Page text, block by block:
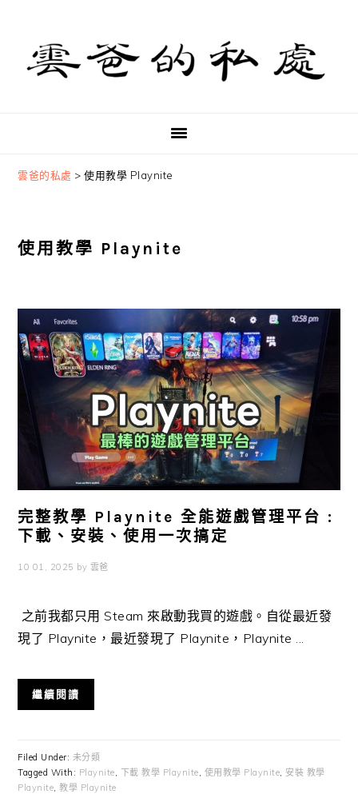
primary
navigation
content
primary
sidebar
雲爸的私處 >使用教學 Playnite
使用教學 Playnite
完整教學 Playnite 全能遊戲管理平台 :
下載、安裝、使用一次搞定
10 01, 2025 by 雲爸
之前我都只用 Steam 來啟動我買的遊戲。自從最近發
現了 Playnite，最近發現了 Playnite，Playnite ...
繼續閱讀
Filed Under: 未分類
Tagged With: Playnite, 下載 教學 Playnite, 使用教學 Playnite, 安裝 教學
Playnite,教學 Playnite